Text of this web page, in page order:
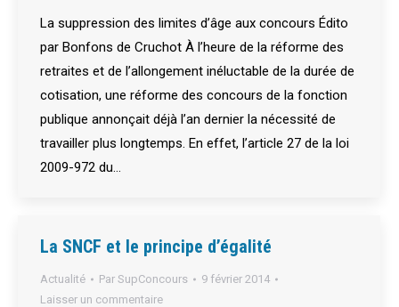
La suppression des limites d’âge aux concours Édito
par Bonfons de Cruchot À l’heure de la réforme des
retraites et de l’allongement inéluctable de la durée de
cotisation, une réforme des concours de la fonction
publique annonçait déjà l’an dernier la nécessité de
travailler plus longtemps. En effet, l’article 27 de la loi
2009-972 du…
La SNCF et le principe d’égalité
Actualité Par SupConcours
9 février 2014
Laisser un commentaire